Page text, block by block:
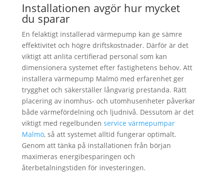
Installationen avgör hur mycket
du sparar
En felaktigt installerad värmepump kan ge sämre
effektivitet och högre driftskostnader. Därför är det
viktigt att anlita certifierad personal som kan
dimensionera systemet efter fastighetens behov. Att
installera värmepump Malmö med erfarenhet ger
trygghet och säkerställer långvarig prestanda. Rätt
placering av inomhus- och utomhusenheter påverkar
både värmefördelning och ljudnivå. Dessutom är det
viktigt med regelbunden service värmepumpar
Malmö, så att systemet alltid fungerar optimalt.
Genom att tänka på installationen från början
maximeras energibesparingen och
återbetalningstiden för investeringen.